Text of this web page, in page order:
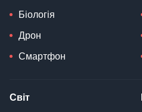
Біологія
Дрон
Смартфон
Світ